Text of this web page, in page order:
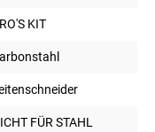
KIT
FÜR STAHL